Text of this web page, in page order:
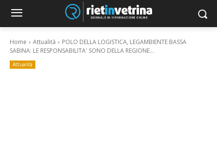
Home Attualità
POLO DELLA LOGISTICA, LEGAMBIENTE BASSA
SABINA: LE RESPONSABILITA' SONO DELLA REGIONE...
Attualità